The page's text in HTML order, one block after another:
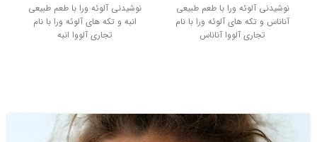
نوشیدنی آلوئه ورا با طعم طبیعی
آناناس و تکه های آلوئه ورا با نام
تجاری آلووا آناناس
نوشیدنی آلوئه ورا با طعم طبیعی
انبه و تکه های آلوئه ورا با نام
تجاری آلووا انبه